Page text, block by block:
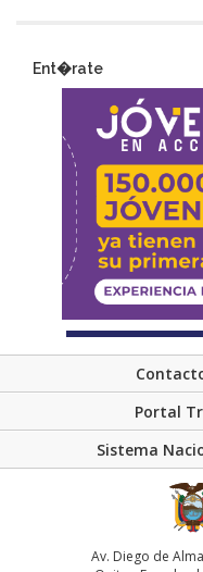
Ent�rate
Portal
Sistema
Av. Diego de